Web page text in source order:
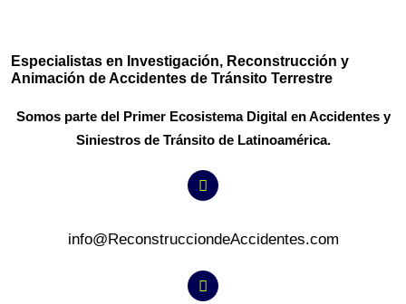
Especialistas en Investigación, Reconstrucción y
Animación de Accidentes de Tránsito Terrestre
Somos parte del Primer Ecosistema Digital en Accidentes y
Siniestros de Tránsito de Latinoamérica.
info@ReconstrucciondeAccidentes.com